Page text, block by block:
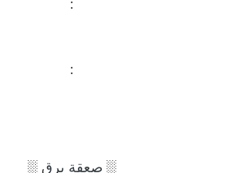
░ صعقة برق░